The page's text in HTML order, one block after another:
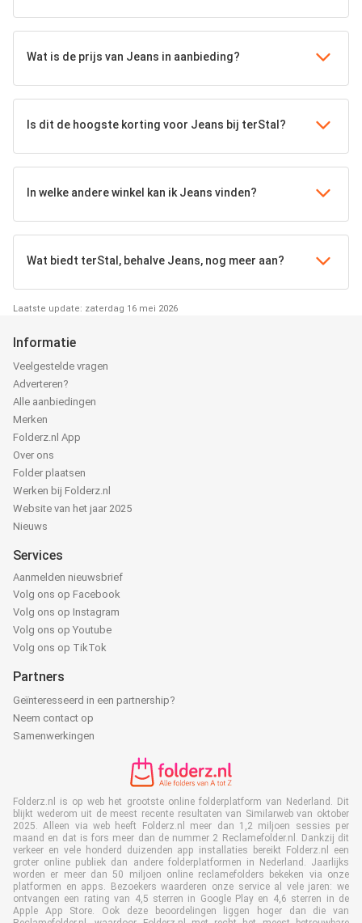
Wat is de prijs van Jeans in aanbieding?
Is dit de hoogste korting voor Jeans bij terStal?
In welke andere winkel kan ik Jeans vinden?
Wat biedt terStal, behalve Jeans, nog meer aan?
Laatste update: zaterdag 16 mei 2026
Informatie
Veelgestelde vragen
Adverteren?
Alle aanbiedingen
Merken
Folderz.nl App
Over ons
Folder plaatsen
Werken bij Folderz.nl
Website van het jaar 2025
Nieuws
Services
Aanmelden nieuwsbrief
Volg ons op Facebook
Volg ons op Instagram
Volg ons op Youtube
Volg ons op TikTok
Partners
Geïnteresseerd in een partnership?
Neem contact op
Samenwerkingen
Folderz.nl is op web het grootste online folderplatform van Nederland. Dit
blijkt wederom uit de meest recente resultaten van Similarweb van oktober
2025. Alleen via web heeft Folderz.nl meer dan 1,2 miljoen sessies per
maand en dat is fors meer dan de nummer 2 Reclamefolder.nl. Dankzij dit
verkeer en vele honderd duizenden app installaties bereikt Folderz.nl een
groter online publiek dan andere folderplatformen in Nederland. Jaarlijks
worden er meer dan 50 miljoen online reclamefolders bekeken via onze
platformen en apps. Bezoekers waarderen onze service al vele jaren: we
ontvangen een rating van 4,5 sterren in Google Play en 4,6 sterren in de
Apple App Store. Ook deze beoordelingen liggen hoger dan die van